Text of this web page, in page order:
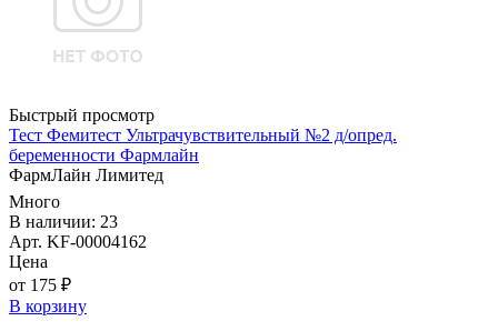
Быстрый просмотр
Тест Фемитест Ультрачувствительный №2 д/опред.
беременности Фармлайн
ФармЛайн Лимитед
Много
В наличии: 23
Арт. KF-00004162
Цена
от 175 ₽
В корзину